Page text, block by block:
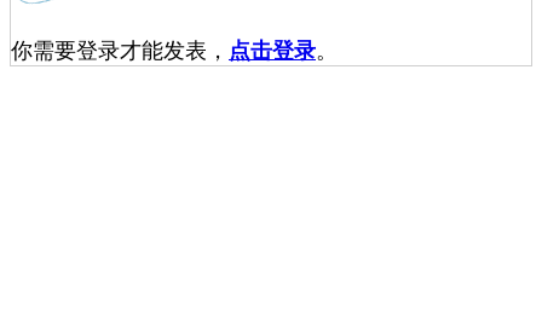
你需要登录才能发表， 点击登录。